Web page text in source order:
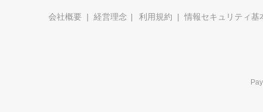
会社概要 経営理念 利用規約 情報セキュリティ基